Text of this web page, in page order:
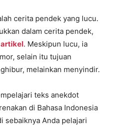
cerita pendek yang lucu.
dalam cerita pendek,
artikel. Meskipun lucu, ia
selain itu tujuan
melainkan menyindir.
teks anekdot
di Bahasa Indonesia
sebaiknya Anda pelajari